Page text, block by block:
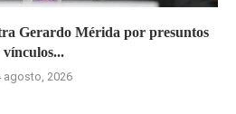
Gerardo Mérida por presuntos
vínculos...
agosto, 2026